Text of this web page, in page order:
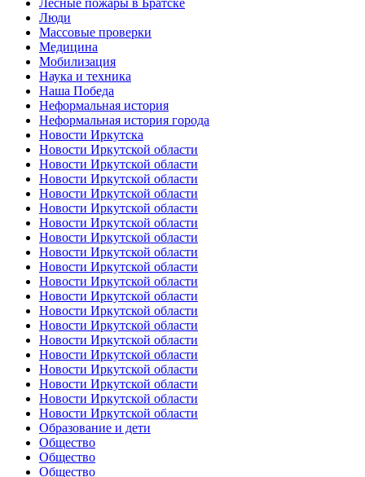
Люди
Массовые проверки
Медицина
Мобилизация
Наука и техника
Наша Победа
Неформальная история
Неформальная история города
Новости Иркутска
Новости Иркутской области
Новости Иркутской области
Новости Иркутской области
Новости Иркутской области
Новости Иркутской области
Новости Иркутской области
Новости Иркутской области
Новости Иркутской области
Новости Иркутской области
Новости Иркутской области
Новости Иркутской области
Новости Иркутской области
Новости Иркутской области
Новости Иркутской области
Новости Иркутской области
Новости Иркутской области
Новости Иркутской области
Новости Иркутской области
Новости Иркутской области
Образование и дети
Общество
Общество
Общество